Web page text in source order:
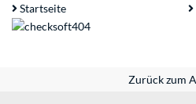
Startseite
Zurück zum